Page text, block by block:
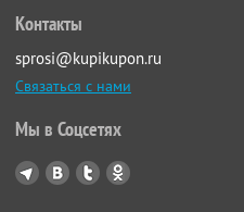
Контакты
sprosi@kupikupon.ru
Связаться с нами
Мы в Соцсетях